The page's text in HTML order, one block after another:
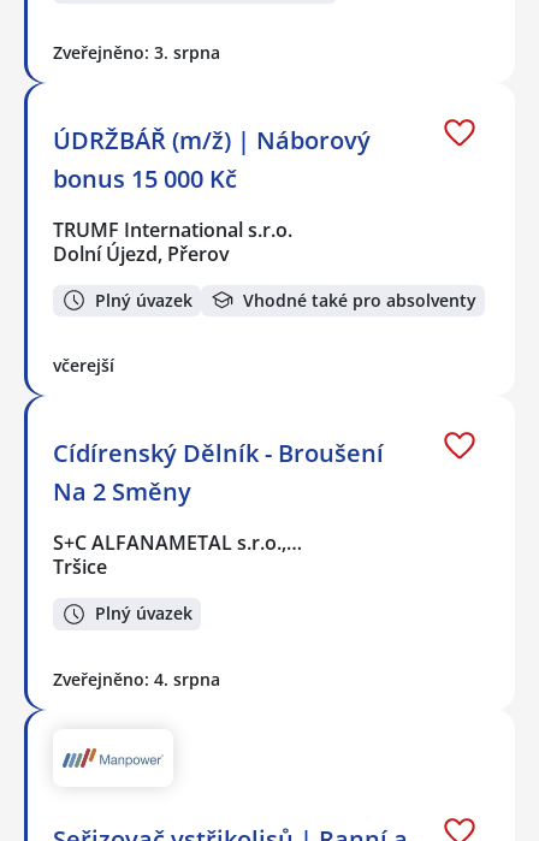
Zveřejněno: 3. srpna
ÚDRŽBÁŘ (m/ž) | Náborový
bonus 15 000 Kč
TRUMF International s.r.o.
Dolní Újezd, Přerov
Plný úvazek Vhodné také pro absolventy
včerejší
Cídírenský Dělník - Broušení
Na 2 Směny
S+C ALFANAMETAL s.r.o.,…
Tršice
Plný úvazek
Zveřejněno: 4. srpna